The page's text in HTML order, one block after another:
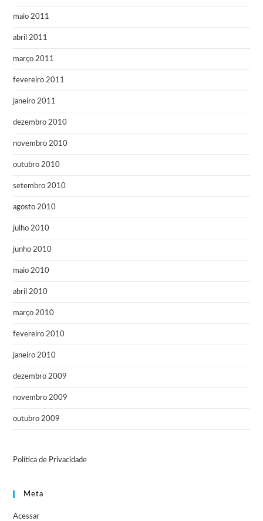
maio 2011
abril 2011
março 2011
fevereiro 2011
janeiro 2011
dezembro 2010
novembro 2010
outubro 2010
setembro 2010
agosto 2010
julho 2010
junho 2010
maio 2010
abril 2010
março 2010
fevereiro 2010
janeiro 2010
dezembro 2009
novembro 2009
outubro 2009
Política de Privacidade
Meta
Acessar